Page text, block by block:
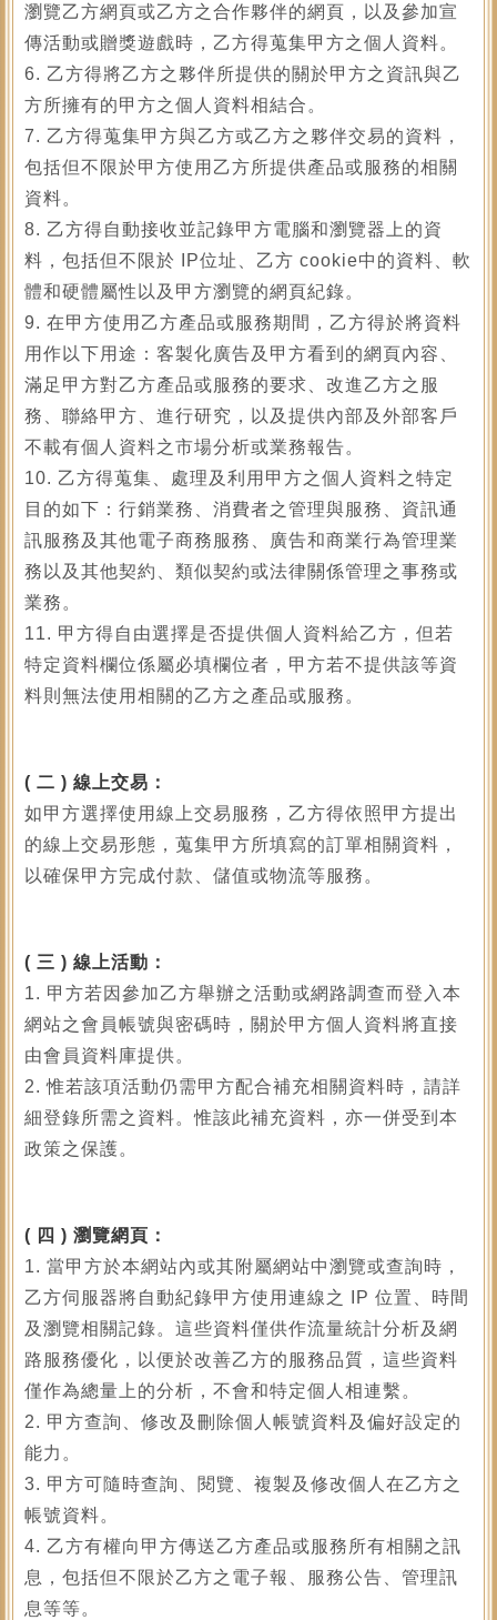
瀏覽乙方網頁或乙方之合作夥伴的網頁，以及參加宣
傳活動或贈獎遊戲時，乙方得蒐集甲方之個人資料。
6. 乙方得將乙方之夥伴所提供的關於甲方之資訊與乙
方所擁有的甲方之個人資料相結合。
7. 乙方得蒐集甲方與乙方或乙方之夥伴交易的資料，
包括但不限於甲方使用乙方所提供產品或服務的相關
資料。
8. 乙方得自動接收並記錄甲方電腦和瀏覽器上的資
料，包括但不限於 IP位址、乙方 cookie中的資料、軟
體和硬體屬性以及甲方瀏覽的網頁紀錄。
9. 在甲方使用乙方產品或服務期間，乙方得於將資料
用作以下用途：客製化廣告及甲方看到的網頁內容、
滿足甲方對乙方產品或服務的要求、改進乙方之服
務、聯絡甲方、進行研究，以及提供內部及外部客戶
不載有個人資料之市場分析或業務報告。
10. 乙方得蒐集、處理及利用甲方之個人資料之特定
目的如下：行銷業務、消費者之管理與服務、資訊通
訊服務及其他電子商務服務、廣告和商業行為管理業
務以及其他契約、類似契約或法律關係管理之事務或
業務。
11. 甲方得自由選擇是否提供個人資料給乙方，但若
特定資料欄位係屬必填欄位者，甲方若不提供該等資
料則無法使用相關的乙方之產品或服務。
(二 ) 線上交易：
如甲方選擇使用線上交易服務，乙方得依照甲方提出
的線上交易形態，蒐集甲方所填寫的訂單相關資料，
以確保甲方完成付款、儲值或物流等服務。
( 三 ) 線上活動：
1. 甲方若因參加乙方舉辦之活動或網路調查而登入本
網站之會員帳號與密碼時，關於甲方個人資料將直接
由會員資料庫提供。
2. 惟若該項活動仍需甲方配合補充相關資料時，請詳
細登錄所需之資料。惟該此補充資料，亦一併受到本
政策之保護。
( 四 ) 瀏覽網頁：
1. 當甲方於本網站內或其附屬網站中瀏覽或查詢時，
乙方伺服器將自動紀錄甲方使用連線之 IP 位置、時間
及瀏覽相關記錄。這些資料僅供作流量統計分析及網
路服務優化，以便於改善乙方的服務品質，這些資料
僅作為總量上的分析，不會和特定個人相連繫。
2. 甲方查詢、修改及刪除個人帳號資料及偏好設定的
能力。
3. 甲方可隨時查詢、閱覽、複製及修改個人在乙方之
帳號資料。
4. 乙方有權向甲方傳送乙方產品或服務所有相關之訊
息，包括但不限於乙方之電子報、服務公告、管理訊
息等等。